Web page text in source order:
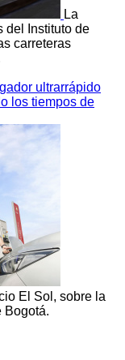
La
del Instituto de
carreteras
ultrarrápido
los tiempos de
El Sol, sobre la
Bogotá.